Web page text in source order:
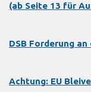
(ab Seite 13 für
DSB Forderung
Achtung: EU